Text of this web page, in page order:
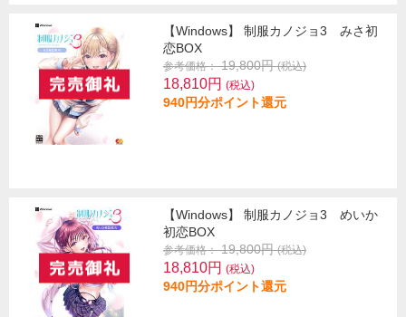
【Windows】 制服カノジョ3 みさ初
恋BOX
参考価格： 19,800円(税込)
18,810円 (税込)
940円分ポイント還元
【Windows】 制服カノジョ3 めいか
初恋BOX
参考価格： 19,800円(税込)
18,810円 (税込)
940円分ポイント還元